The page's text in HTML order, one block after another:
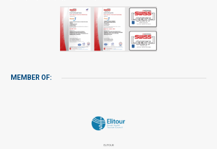
MEMBER OF:
ELITOUR